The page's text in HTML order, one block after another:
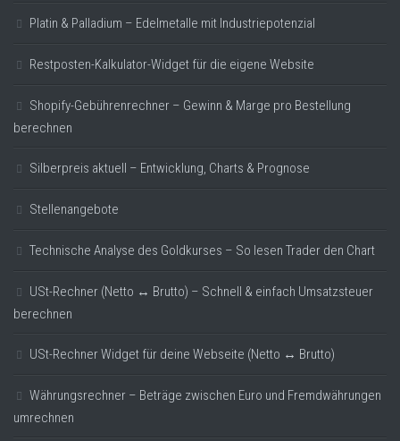
Platin & Palladium – Edelmetalle mit Industriepotenzial
Restposten-Kalkulator-Widget für die eigene Website
Shopify-Gebührenrechner – Gewinn & Marge pro Bestellung
berechnen
Silberpreis aktuell – Entwicklung, Charts & Prognose
Stellenangebote
Technische Analyse des Goldkurses – So lesen Trader den Chart
USt-Rechner (Netto ↔ Brutto) – Schnell & einfach Umsatzsteuer
berechnen
USt-Rechner Widget für deine Webseite (Netto ↔ Brutto)
Währungsrechner – Beträge zwischen Euro und Fremdwährungen
umrechnen